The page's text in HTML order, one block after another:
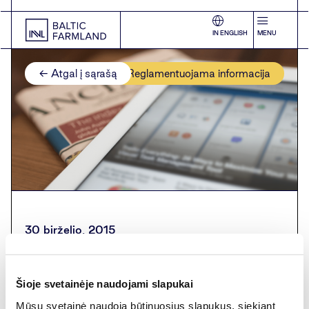
Šioje svetainėje naudojami slapukai
Mūsų svetainė naudoja būtinuosius slapukus, siekiant
IN ENGLISH MENU
← Atgal į sąrašą Reglamentuojama informacija
30 birželio, 2015
Pasirašyta žemės sklypų
administravimo sutartis